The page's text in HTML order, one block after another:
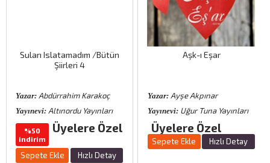
Suları Islatamadım /Bütün
Şiirleri 4
Yazar: Abdürrahim Karakoç
Yayınevi: Altınordu Yayınları
%50
indirim
Üyelere Özel
Sepete Ekle Hızlı Detay
Aşk-ı Eşar
Yazar:Ayşe Akpınar
Yayınevi:Uğur Tuna Yayınları
Üyelere Özel
Sepete Ekle Hızlı Detay